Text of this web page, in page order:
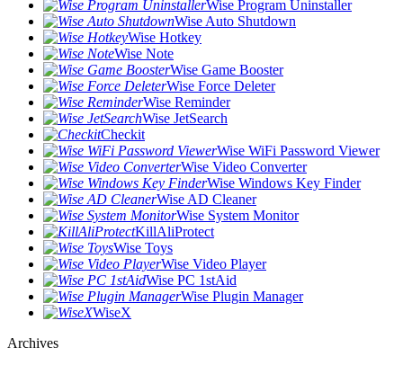
Wise Program Uninstaller
Wise Auto Shutdown
Wise Hotkey
Wise Note
Wise Game Booster
Wise Force Deleter
Wise Reminder
Wise JetSearch
Checkit
Wise WiFi Password Viewer
Wise Video Converter
Wise Windows Key Finder
Wise AD Cleaner
Wise System Monitor
KillAliProtect
Wise Toys
Wise Video Player
Wise PC 1stAid
Wise Plugin Manager
WiseX
Archives